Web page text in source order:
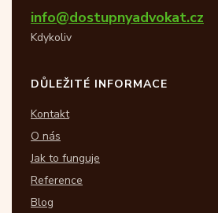
info@dostupnyadvokat.cz
Kdykoliv
DŮLEŽITÉ INFORMACE
Kontakt
O nás
Jak to funguje
Reference
Blog